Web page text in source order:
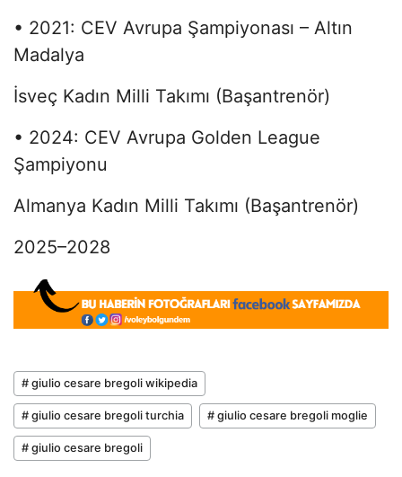
• 2021: CEV Avrupa Şampiyonası – Altın
Madalya
İsveç Kadın Milli Takımı (Başantrenör)
• 2024: CEV Avrupa Golden League
Şampiyonu
Almanya Kadın Milli Takımı (Başantrenör)
2025–2028
# giulio cesare bregoli wikipedia
# giulio cesare bregoli turchia # giulio cesare bregoli moglie
# giulio cesare bregoli